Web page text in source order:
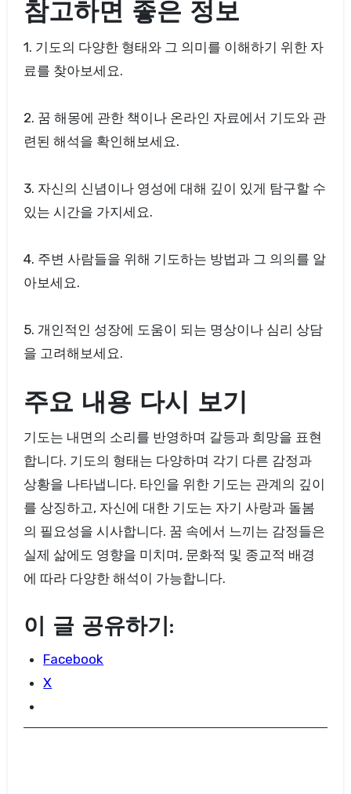
참고하면 좋은 정보
1. 기도의 다양한 형태와 그 의미를 이해하기 위한 자
료를 찾아보세요.
2. 꿈 해몽에 관한 책이나 온라인 자료에서 기도와 관
련된 해석을 확인해보세요.
3. 자신의 신념이나 영성에 대해 깊이 있게 탐구할 수
있는 시간을 가지세요.
4. 주변 사람들을 위해 기도하는 방법과 그 의의를 알
아보세요.
5. 개인적인 성장에 도움이 되는 명상이나 심리 상담
을 고려해보세요.
주요 내용 다시 보기
기도는 내면의 소리를 반영하며 갈등과 희망을 표현
합니다. 기도의 형태는 다양하며 각기 다른 감정과
상황을 나타냅니다. 타인을 위한 기도는 관계의 깊이
를 상징하고, 자신에 대한 기도는 자기 사랑과 돌봄
의 필요성을 시사합니다. 꿈 속에서 느끼는 감정들은
실제 삶에도 영향을 미치며, 문화적 및 종교적 배경
에 따라 다양한 해석이 가능합니다.
이 글 공유하기:
Facebook
X